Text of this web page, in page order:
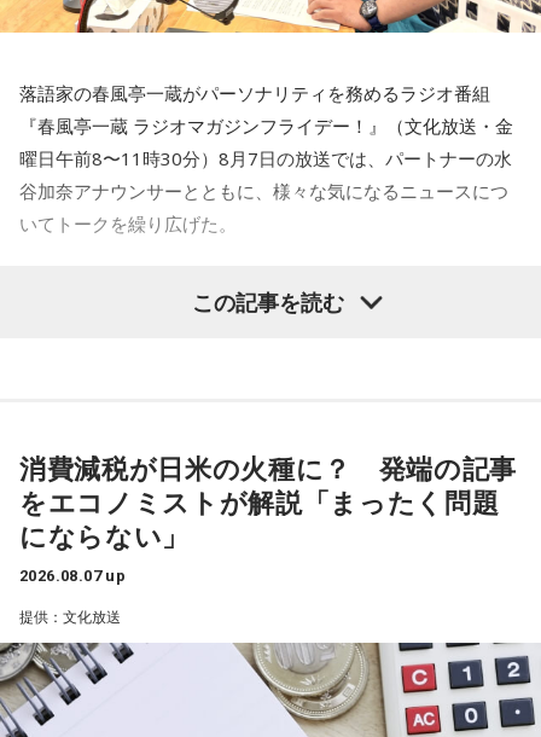
落語家の春風亭一蔵がパーソナリティを務めるラジオ番組
『春風亭一蔵 ラジオマガジンフライデー！』（文化放送・金
曜日午前8〜11時30分）8月7日の放送では、パートナーの水
谷加奈アナウンサーとともに、様々な気になるニュースにつ
いてトークを繰り広げた。
「一蔵さんが気になったニュースは何でしょうか？」
一蔵「名古屋市内の南区のある町内会が、高齢化と皆さんお
忙しいということで会長がなかなか決まんなかったと。で、
この17歳の娘さんのお父様の方に町内会長の打診があった
んが「私がやろうか」と」
水谷
この記事を読む
消費減税が日米の火種に？ 発端の記事
をエコノミストが解説「まったく問題
にならない」
2026.08.07 up
提供：文化放送